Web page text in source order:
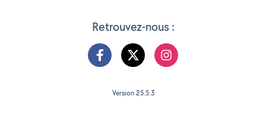
Retrouvez-nous :
Version 25.5.3